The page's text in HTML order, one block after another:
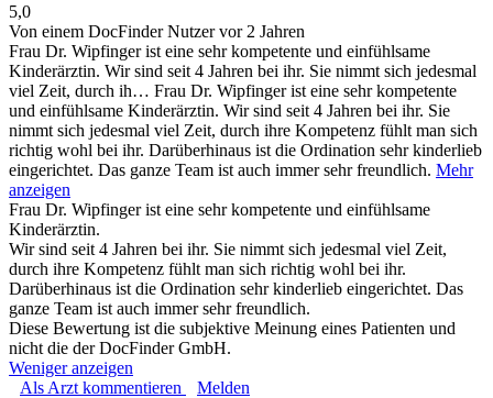
5,0
Von einem DocFinder Nutzervor 2 Jahren
Frau Dr. Wipfinger ist eine sehr kompetente und einfühlsame
Kinderärztin. Wir sind seit 4 Jahren bei ihr. Sie nimmt sich jedesmal
viel Zeit, durch ih… Frau Dr. Wipfinger ist eine sehr kompetente
und einfühlsame Kinderärztin. Wir sind seit 4 Jahren bei ihr. Sie
nimmt sich jedesmal viel Zeit, durch ihre Kompetenz fühlt man sich
richtig wohl bei ihr. Darüberhinaus ist die Ordination sehr kinderlieb
eingerichtet. Das ganze Team ist auch immer sehr freundlich. Mehr
anzeigen
Frau Dr. Wipfinger ist eine sehr kompetente und einfühlsame
Kinderärztin.
Wir sind seit 4 Jahren bei ihr. Sie nimmt sich jedesmal viel Zeit,
durch ihre Kompetenz fühlt man sich richtig wohl bei ihr.
Darüberhinaus ist die Ordination sehr kinderlieb eingerichtet. Das
ganze Team ist auch immer sehr freundlich.
Diese Bewertung ist die subjektive Meinung eines Patienten und
nicht die der DocFinder GmbH.
Weniger anzeigen
Als Arzt kommentieren
Melden